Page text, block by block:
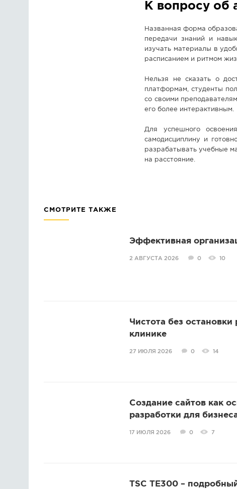
К вопросу об
Названная форма
передачи знаний и
изучать материалы в
расписанием и ритмом
Нельзя не сказать о
платформам, студенты
со своими
его более интерактивным.
Для успешного
самодисциплину и
разрабатывать учебные
на расстояние.
СМОТРИТЕ ТАКЖЕ
Эффективная
2 АВГУСТА 2026 0 10
Чистота без
клинике
27 ИЮЛЯ 2026 0 14
Создание сайтов как
разработки для
17 ИЮЛЯ 2026 0 7
TSC TE300 –